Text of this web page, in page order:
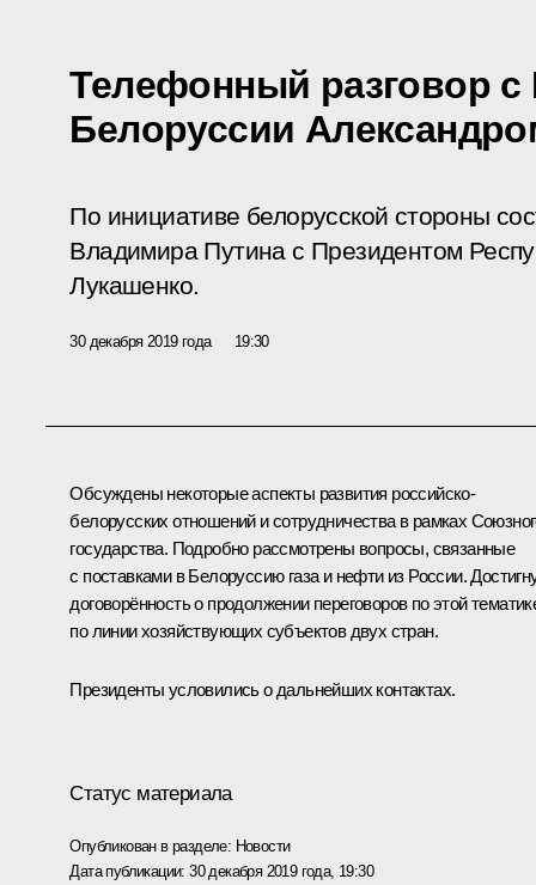
Телефонный разговор с
Белоруссии
По инициативе белорусской стороны
Владимира Путина с Президентом
Лукашенко.
30 декабря 2019 года 19:30
Обсуждены некоторые аспекты развития российско-
белорусских отношений и сотрудничества в рамках
государства. Подробно рассмотрены вопросы, связанные
с поставками в Белоруссию газа и нефти из России.
договорённость о продолжении переговоров по этой
по линии хозяйствующих субъектов двух стран.
Президенты условились о дальнейших контактах.
Статус материала
Опубликован в разделе: Новости
Дата публикации:30 декабря 2019 года, 19:30